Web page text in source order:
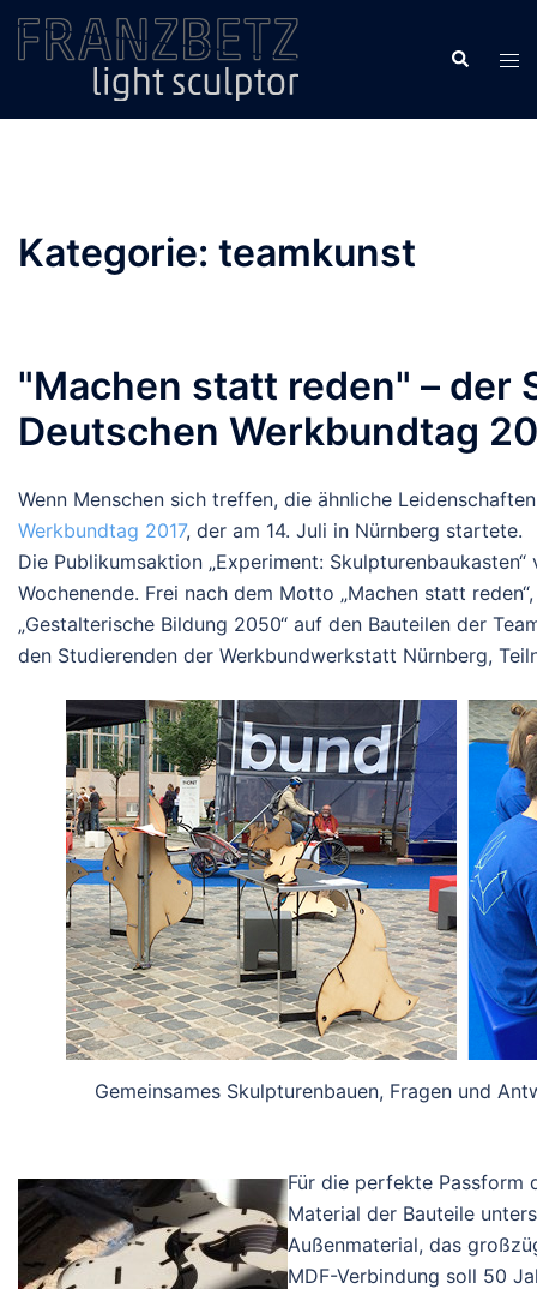
Zum
Inhalt
Suche
Kategorie: teamkunst
"Machen statt reden" – der
Deutschen Werkbundtag
Wenn Menschen sich treffen, die ähnliche
Werkbundtag 2017, der am 14. Juli in Nürnberg startete.
Die Publikumsaktion „Experiment:
Wochenende. Frei nach dem Motto „Machen statt
„Gestalterische Bildung 2050“ auf den Bauteilen der
den Studierenden der Werkbundwerkstatt Nürnberg,
Gemeinsames Skulpturenbauen, Fragen und
Für die perfekte Passform
Material der Bauteile
Außenmaterial, das
MDF-Verbindung soll 50